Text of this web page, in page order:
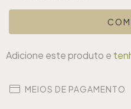
Adicione este produto e
MEIOS DE PAGAMENTO